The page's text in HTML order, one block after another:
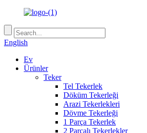
English
Ev
Ürünler
Teker
Tel Tekerlek
Döküm Tekerleği
Arazi Tekerlekleri
Dövme Tekerleği
1 Parça Tekerlek
2 Parçalı Tekerlekler